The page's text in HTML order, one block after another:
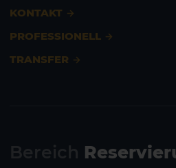
KONTAKT
PROFESSIONELL
TRANSFER